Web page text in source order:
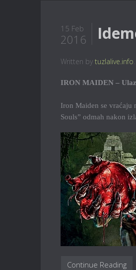
15 Feb
2016
Written by tuzlalive.info
IRON MAIDEN –
Iron Maiden se vraćaju
Souls” odmah nakon
Continue Reading